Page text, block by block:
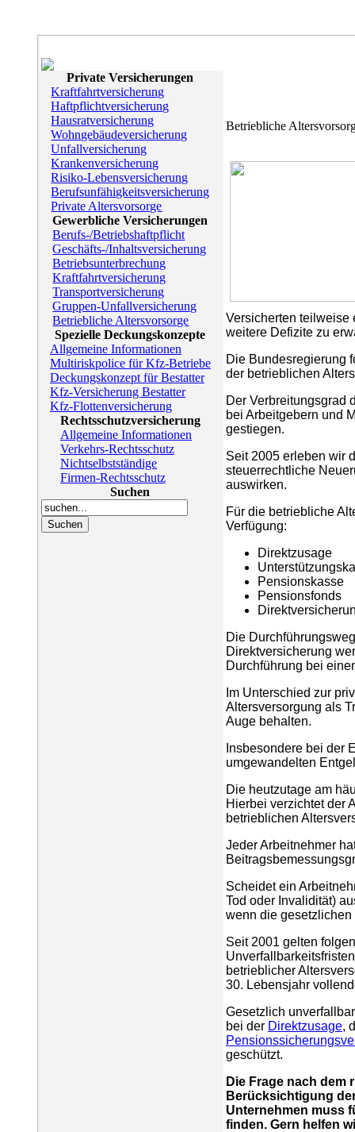
Private Versicherungen
Kraftfahrtversicherung
Haftpflichtversicherung
Hausratversicherung
Wohngebäudeversicherung
Unfallversicherung
Krankenversicherung
Risiko-Lebensversicherung
Berufsunfähigkeitsversicherung
Private Altersvorsorge
Gewerbliche Versicherungen
Berufs-/Betriebshaftpflicht
Geschäfts-/Inhaltsversicherung
Betriebsunterbrechung
Kraftfahrtversicherung
Transportversicherung
Gruppen-Unfallversicherung
Betriebliche Altersvorsorge
Spezielle Deckungskonzepte
Allgemeine Informationen
Multiriskpolice für Kfz-Betriebe
Deckungskonzept für Bestatter
Kfz-Versicherung Bestatter
Kfz-Flottenversicherung
Rechtsschutzversicherung
Allgemeine Informationen
Verkehrs-Rechtsschutz
Nichtselbstständige
Firmen-Rechtsschutz
Suchen
Betriebliche
Versicherten teilweise
weitere Defizite zu
Die Bundesregierung
der betrieblichen
Der Verbreitungsgrad
bei Arbeitgebern und
gestiegen.
Seit 2005 erleben wir
steuerrechtliche
auswirken.
Für die betriebliche
Verfügung:
Direktzusage
Pensionskasse
Pensionsfonds
Die
Direktversicherung
Durchführung bei
Im Unterschied zur
Altersversorgung als
Auge behalten.
Insbesondere bei der
umgewandelten
Die heutzutage am
Hierbei verzichtet der
betrieblichen
Jeder Arbeitnehmer
Scheidet ein
Tod oder Invalidität)
wenn die
Seit 2001 gelten
betrieblicher
30. Lebensjahr
Gesetzlich
bei der Direktzusage,
geschützt.
Die Frage nach
Berücksichtigung
Unternehmen muss
finden. Gern helfen